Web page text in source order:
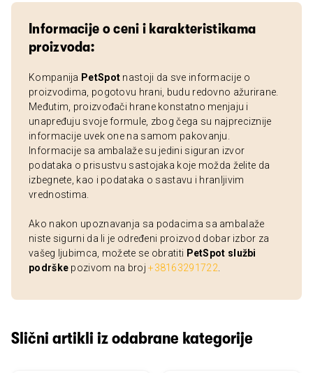
Informacije o ceni i karakteristikama
proizvoda:
Kompanija PetSpot nastoji da sve informacije o
proizvodima, pogotovu hrani, budu redovno ažurirane.
Međutim, proizvođači hrane konstatno menjaju i
unapređuju svoje formule, zbog čega su najpreciznije
informacije uvek one na samom pakovanju.
Informacije sa ambalaže su jedini siguran izvor
podataka o prisustvu sastojaka koje možda želite da
izbegnete, kao i podataka o sastavu i hranljivim
vrednostima.
Ako nakon upoznavanja sa podacima sa ambalaže
niste sigurni da li je određeni proizvod dobar izbor za
vašeg ljubimca, možete se obratiti PetSpot službi
podrške pozivom na broj+38163291722
Slični artikli iz odabrane kategorije